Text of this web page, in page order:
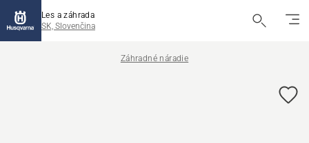
Les a záhrada
SK, Slovenčina
Záhradné náradie